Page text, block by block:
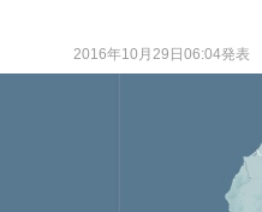
2016年10月29日06:04発表